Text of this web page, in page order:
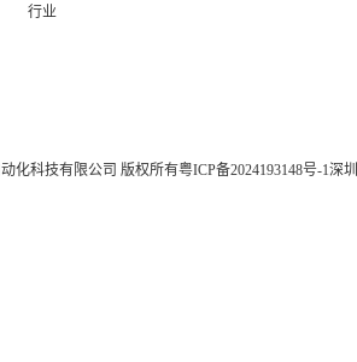
行业
化科技有限公司 版权所有粤ICP备2024193148号-1深